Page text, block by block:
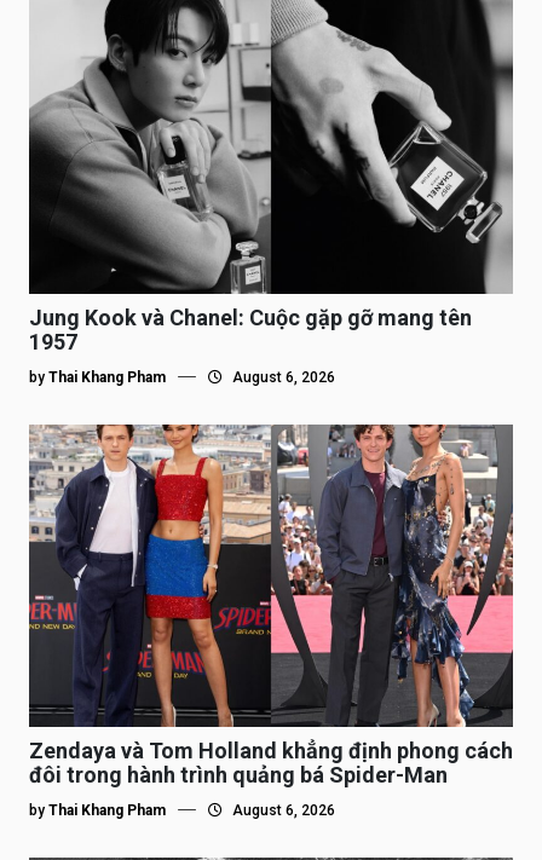
Jung Kook và Chanel: Cuộc gặp gỡ mang tên
1957
by Thai Khang Pham August 6, 2026
Zendaya và Tom Holland khẳng định phong cách
đôi trong hành trình quảng bá Spider-Man
by Thai Khang Pham August 6, 2026